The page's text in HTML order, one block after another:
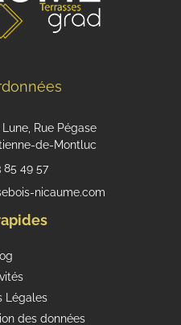
Rue Pégase
de-Montluc
85 49 57
nicaume.com
Légales
des données